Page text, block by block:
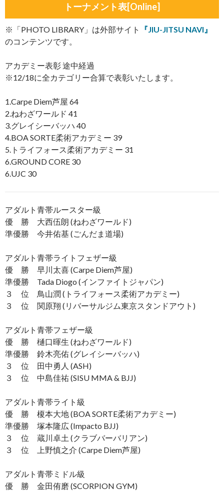
トーナメント表[Online]
※「PHOTO LIBRARY」は外部サイト
『JIU-JITSU NAVI』
のコンテンツです。
アカデミー表彰 途中経過
※12/18に全カテゴリー合算で表彰いたします。
1.Carpe Diem芦屋 64
2.ねわざワールド 41
3.グレイシーバッハ 40
4.BOA SORTE柔術アカデミー 39
5.トライフォース柔術アカデミー 31
6.GROUND CORE 30
6.UJC 30
アダルト青帯ルースター級
優 勝 大西伍朗 (ねわざワールド)
準優勝 今井佑基 (ごんだま道場)
アダルト青帯ライトフェザー級
優 勝 早川太喜 (Carpe Diem芦屋)
準優勝 Tada Diogo (インファイトジャパン)
３ 位 鳥山潤 (トライフォース柔術アカデミー)
３ 位 関原翔 (リバーサルジム東京スタンドアウト)
アダルト青帯フェザー級
優 勝 樋口暉生 (ねわざワールド)
準優勝 鈴木亮佑 (グレイシーバッハ)
３ 位 田中勇人 (ASH)
３ 位 中島佳祐 (SISU MMA & BJJ)
アダルト青帯ライト級
優 勝 榎本大地 (BOA SORTE柔術アカデミー)
準優勝 塚本隆広 (Impacto BJJ)
３ 位 蔵川卓土 (クラブバーバリアン)
３ 位 上野慎之介 (Carpe Diem芦屋)
アダルト青帯ミドル級
優 勝 金田侑磨 (SCORPION GYM)